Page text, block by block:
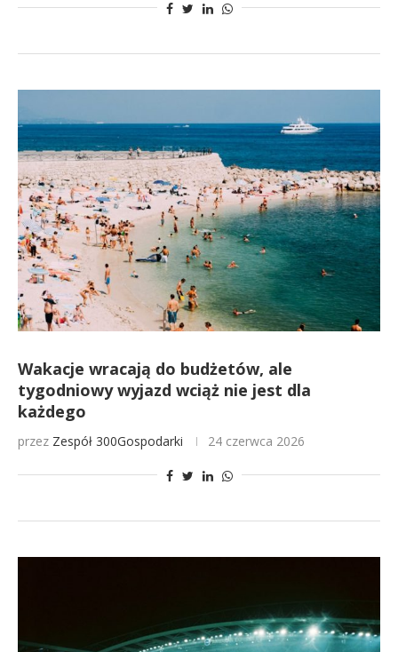
Wakacje wracają do budżetów, ale
tygodniowy wyjazd wciąż nie jest dla
każdego
przez Zespół 300Gospodarki 24 czerwca 2026